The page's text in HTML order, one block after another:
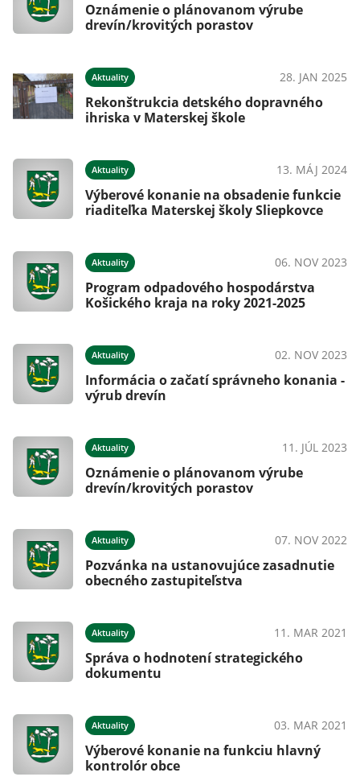
Oznámenie o plánovanom výrube
drevín/krovitých porastov
Aktuality 28. JAN 2025
Rekonštrukcia detského dopravného
ihriska v Materskej škole
Aktuality 13. MÁJ 2024
Výberové konanie na obsadenie funkcie
riaditeľka Materskej školy Sliepkovce
Aktuality 06. NOV 2023
Program odpadového hospodárstva
Košického kraja na roky 2021-2025
Aktuality 02. NOV 2023
Informácia o začatí správneho konania -
výrub drevín
Aktuality 11. JÚL 2023
Oznámenie o plánovanom výrube
drevín/krovitých porastov
Aktuality 07. NOV 2022
Pozvánka na ustanovujúce zasadnutie
obecného zastupiteľstva
Aktuality 11. MAR 2021
Správa o hodnotení strategického
dokumentu
Aktuality 03. MAR 2021
Výberové konanie na funkciu hlavný
kontrolór obce